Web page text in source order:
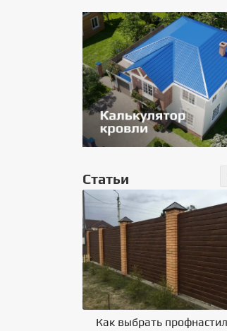
Статьи
Как выбрать